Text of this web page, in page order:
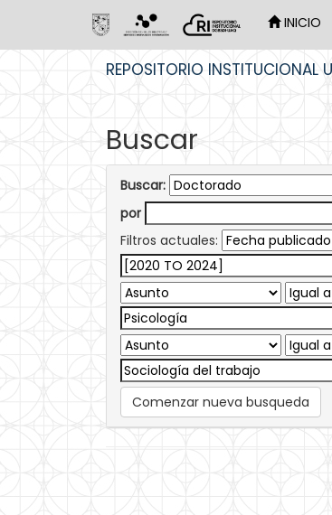
INICIO
REPOSITORIO INSTITUCIONAL
Buscar
Buscar:
por
Filtros actuales:
Comenzar nueva busqueda